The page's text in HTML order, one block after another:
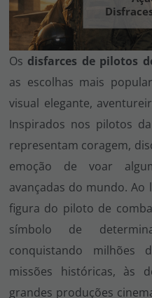
Vá em frente!
Os disfarces de pilotos
as escolhas mais
visual elegante,
Inspirados nos pilotos
representam coragem,
emoção de voar
avançadas do mundo. Ao
figura do piloto de
símbolo de
conquistando milhões
missões históricas, às
grandes produções